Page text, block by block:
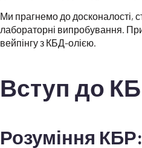
Ми прагнемо до досконалості,
лабораторні випробування.
вейпінгу з КБД-олією.
Вступ до
Розуміння